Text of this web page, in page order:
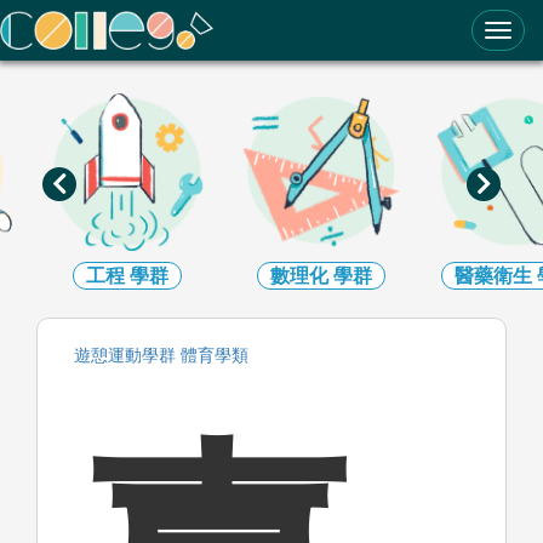
ColleGo! 大學選才與高中育才輔助系統
工程 學群 數理化學群 醫藥衛生
遊憩運動學群 體育學類